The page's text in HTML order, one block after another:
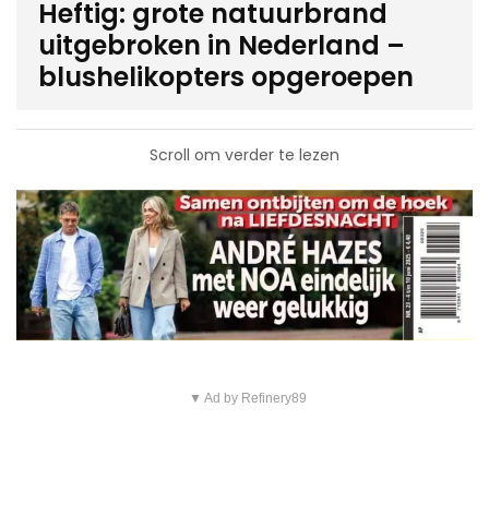
Heftig: grote natuurbrand
uitgebroken in Nederland –
blushelikopters opgeroepen
Scroll om verder te lezen
▼ Ad by Refinery89